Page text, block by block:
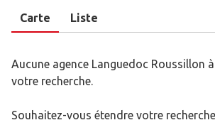
Carte Liste
Aucune agence Languedoc Roussillon
votre recherche.
Souhaitez-vous étendre votre